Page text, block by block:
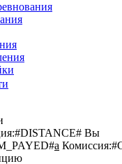
#DISTANCE# Вы
a Комиссия: